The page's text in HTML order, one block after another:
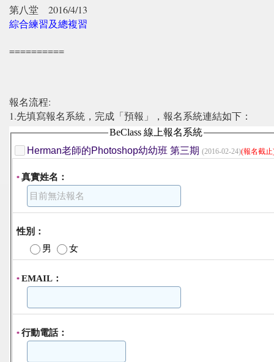
第八堂
2016/4/13
綜合練習及總複習
==========
報名流程:
1.先填寫報名系統，完成「預報」，報名系統連結如下：